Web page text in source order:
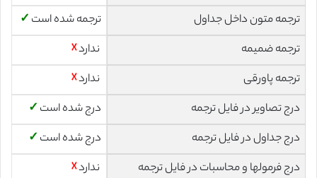
ترجمه متون داخل جداول
ترجمه شده است ✓
ترجمه ضمیمه
ندارد☓
ترجمه پاورقی
ندارد☓
درج تصاویر در فایل ترجمه
درج شده است ✓
درج جداول در فایل ترجمه
درج شده است ✓
درج فرمولها و محاسبات در فایل ترجمه
ندارد☓